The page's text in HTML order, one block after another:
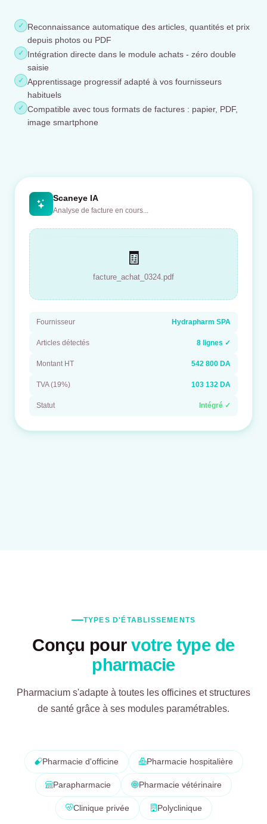
✓ Reconnaissance automatique des articles, quantités et prix
depuis photos ou PDF
✓ Intégration directe dans le module achats - zéro double
saisie
✓ Apprentissage progressif adapté à vos fournisseurs
habituels
✓ Compatible avec tous formats de factures : papier, PDF,
image smartphone
Scaneye IA
Analyse de facture en cours...
🧾
facture_achat_0324.pdf
Fournisseur Hydrapharm SPA
Articles détectés 8 lignes ✓
Montant HT 542 800 DA
TVA (19%) 103 132 DA
Statut Intégré ✓
TYPES D'ÉTABLISSEMENTS
Conçu pourvotre type de
pharmacie
Pharmacium s'adapte à toutes les officines et structures
de santé grâce à ses modules paramétrables.
Pharmacie d'officine Pharmacie hospitalière
Parapharmacie Pharmacie vétérinaire
Clinique privée Polyclinique